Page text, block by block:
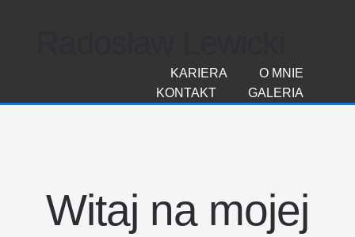
O MNIE
KARIERA
GALERIA
KONTAKT
Witaj na mojej